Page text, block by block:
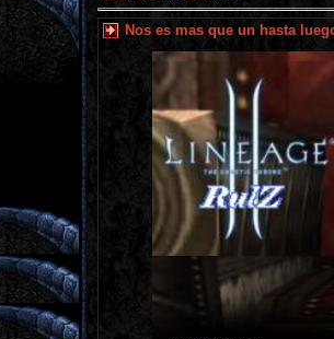
Nos es mas que un hasta